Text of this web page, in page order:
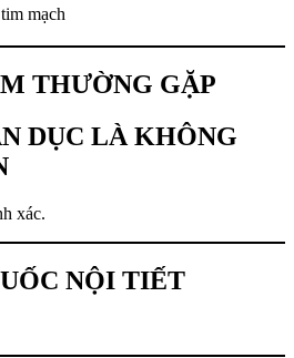
mạch
THƯỜNG GẶP
DỤC LÀ KHÔNG
xác.
NỘI TIẾT